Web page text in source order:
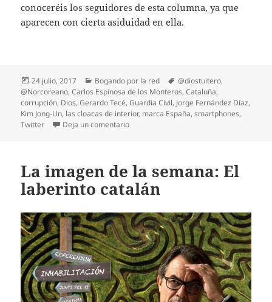
conoceréis los seguidores de esta columna, ya que
aparecen con cierta asiduidad en ella.
Publicado
el
24 julio, 2017 Categorías
Bogando por la red Etiquetas
@diostuitero,
@Norcoreano,Carlos Espinosa de los Monteros,Cataluña,
corrupción, Dios,Gerardo Tecé,Guardia Civil, Jorge Fernández Díaz,
Kim Jong-Un, las cloacas de interior, marca España,smartphones,
Twitter
Deja un comentarioen Bogando por la red: Las cloacas de
La imagen de la semana: El
laberinto catalán